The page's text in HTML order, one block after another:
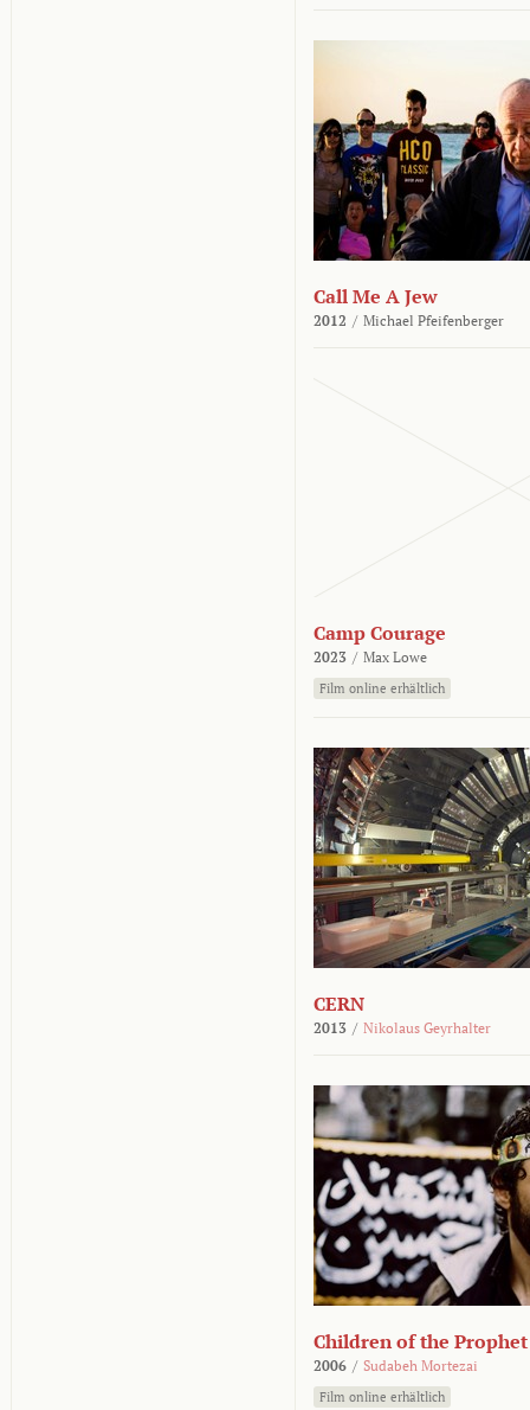
Call Me A Jew
2012 / Michael Pfeifenberger
Camp Courage
2023 / Max Lowe
Film online erhältlich
CERN
2013 / Nikolaus Geyrhalter
Children of the Prophet
2006 / Sudabeh Mortezai
Film online erhältlich